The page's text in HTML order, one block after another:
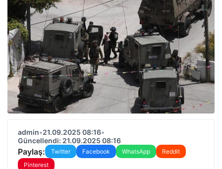
admin•21.09.2025 08:16•
Güncellendi: 21.09.2025 08:16
Paylaş: Twitter Facebook WhatsApp
Reddit
Pinterest